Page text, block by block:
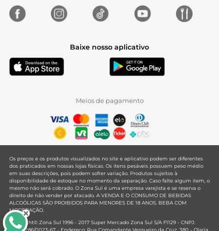
Baixe nosso aplicativo
Meios de pagamento
Os preços e os produtos visualizados no site e aplicativo podem ser diferentes
dos praticados em nossas lojas físicas. Os itens pesáveis possuem peso médio
em suas descrições, pois podem sofrer variação. Produtos sujeitos à
disponibilidade de estoque no momento da separação. Caso falte algum item, o
mesmo não será cobrado. O Zona Sul é uma empresa varejista e se reserva o
direito de não vender por atacado. A VENDA E O CONSUMO DE BEBIDAS
ALCOÓLICAS SÃO PROIBIDOS PARA MENORES DE 18 ANOS. BEBA COM
MODERAÇÃO.
Copyright© Zona Sul 1996 - 2017 Super Mercado Zona Sul S/A F1129 - CNPJ: